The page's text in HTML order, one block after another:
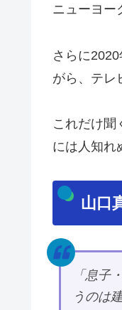
ニューヨー
さらに
がら、テレ
これだけ聞
には人知れ
山口
「息子
うのは